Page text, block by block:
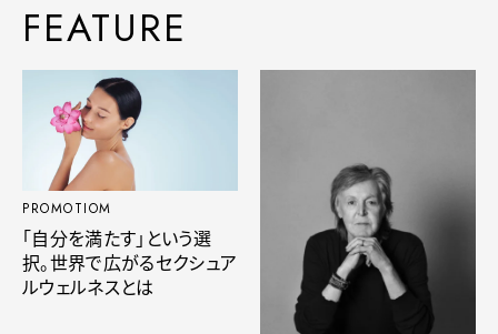
FEATURE
PROMOTIOM
「自分を満たす」という選
択。世界で広がるセクシュア
ルウェルネスとは